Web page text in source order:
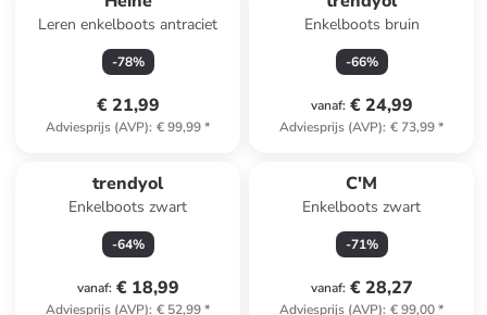
Leren enkelboots antraciet
-78%
€ 21,99
Adviesprijs (AVP): € 99,99*
Enkelboots bruin
-66%
vanaf: € 24,99
Adviesprijs (AVP): € 73,99*
trendyol
Enkelboots zwart
-64%
vanaf: € 18,99
Adviesprijs (AVP): € 52,99*
C'M
Enkelboots zwart
-71%
vanaf: € 28,27
Adviesprijs (AVP): € 99,00*